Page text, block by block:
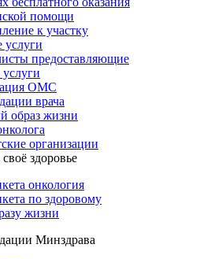
помощи
к участку
услуги
предоставляющие
ОМС
врача
образ жизни
организации
здоровье
онкология
по здоровому
жизни
Минздрава